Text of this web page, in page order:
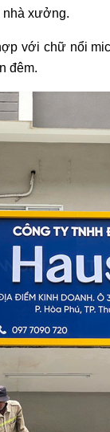
nhà xưởng.
với chữ nổi
đêm.